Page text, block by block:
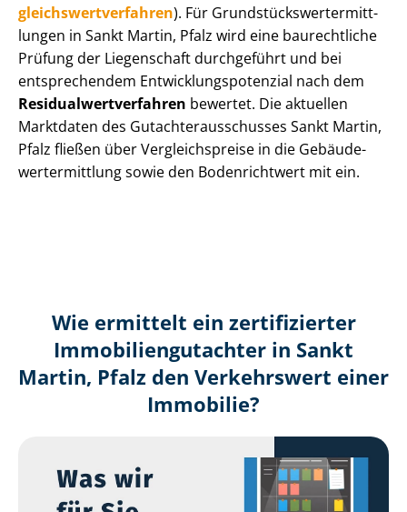
gleichs­wert­ver­fah­ren). Für Grund­stücks­wert­ermitt­
lun­gen in Sankt Martin, Pfalz wird eine baurechtliche
Prüfung der Liegenschaft durchgeführt und bei
entsprechendem Ent­wick­lungs­po­ten­zi­al nach dem
Re­si­du­al­wert­ver­fah­ren bewertet. Die aktuellen
Marktdaten des Gut­ach­ter­aus­schus­ses Sankt Martin,
Pfalz fließen über Ver­gleichs­prei­se in die Ge­bäu­de­
wert­ermitt­lung sowie den Bodenrichtwert mit ein.
Wie ermittelt ein zertifizierter
Immobilien­gutachter in Sankt
Martin, Pfalz den Verkehrswert einer
Immobilie?